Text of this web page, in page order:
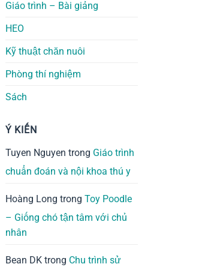
Giáo trình – Bài giảng
HEO
Kỹ thuật chăn nuôi
Phòng thí nghiệm
Sách
Ý KIẾN
Tuyen Nguyen trong Giáo trình
chuẩn đoán và nội khoa thú y
Hoàng Long trong Toy Poodle
– Giống chó tận tâm với chủ
nhân
Bean DKtrong Chu trình sử